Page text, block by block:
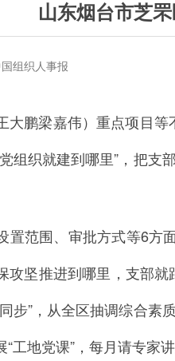
山东烟台市芝
组织人事报
大鹏梁嘉伟）重点项目
组织就建到哪里”，把支
置范围、审批方式等6方
坚推进到哪里，支部
步”，从全区抽调综合素
工地党课”，每月请专家